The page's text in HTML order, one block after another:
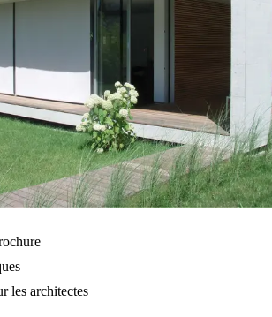
les architectes